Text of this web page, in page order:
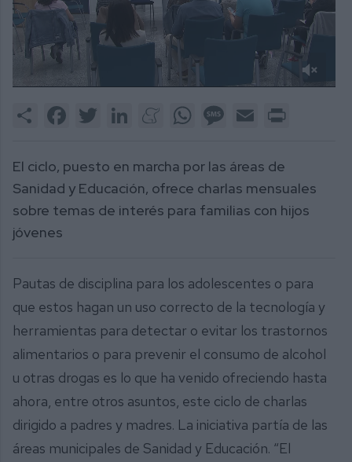
2
Share FacebookTwitter LinkedInMeneameWhatsAppMessage
Email
El ciclo, puesto en marcha por las áreas de
Sanidad y Educación, ofrece charlas mensuales
sobre temas de interés para familias con hijos
jóvenes
Pautas de disciplina para los adolescentes o para
que estos hagan un uso correcto de la tecnología y
herramientas para detectar o evitar los trastornos
alimentarios o para prevenir el consumo de alcohol
u otras drogas es lo que ha venido ofreciendo hasta
ahora, entre otros asuntos, este ciclo de charlas
dirigido a padres y madres. La iniciativa partía de las
áreas municipales de Sanidad y Educación. “El